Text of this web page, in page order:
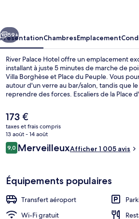
Suivant
59+
PrésentationChambresEmplacement
River Palace Hotel offre un emplacement
installant à juste 5 minutes de marche de
Villa Borghèse et Place du Peuple. Vous
autour d'un verre au bar/salon, tandis que
reprendre des forces. Escaliers de la Place
minutes à pied. Les autres voyageurs
attentionné et l'emplacement. Les
rapidement accessibles à pied : Arrêt de
quelques pas et Station de métro Flaminio -
min de marche à peine.
Le
prix
actuel
est
de
173 €
taxes et frais compris
13 août - 14 août
Avis
voyageurs
9,09,0 sur 10
MerveilleuxAfficher 1 005 avis
Équipements populaires
Transfert aéroport
Wi-Fi gratuit